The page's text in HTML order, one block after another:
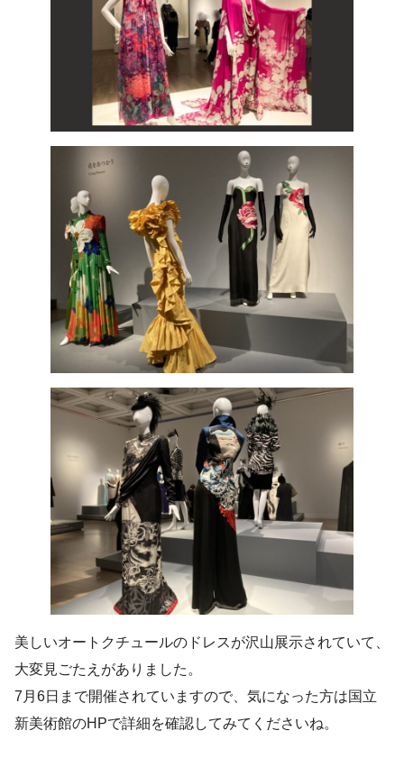
美しいオートクチュールのドレスが沢山展示されていて、
大変見ごたえがありました。
7月6日まで開催されていますので、気になった方は国立
新美術館のHPで詳細を確認してみてくださいね。